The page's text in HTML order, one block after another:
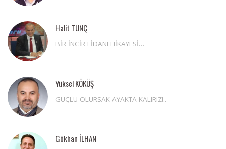
Halit TUNÇ
BİR İNCİR FİDANI HİKAYESİ…
Yüksel KÖKÜŞ
GÜÇLÜ OLURSAK AYAKTA KALIRIZ!..
Gökhan İLHAN